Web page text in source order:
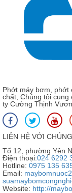
Phớt máy bơm, phớt
chất, Chúng tôi
ty Cường Thịnh
LIÊN HỆ VỚI
Tổ 12, phường Yên
Điện thoại:024 6292
Hotline: 0975 135
Email:
Website: http://